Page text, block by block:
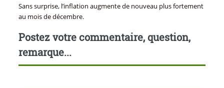
Sans surprise, l’inflation augmente de nouveau plus fortement
au mois de décembre.
Postez votre commentaire, question,
remarque...